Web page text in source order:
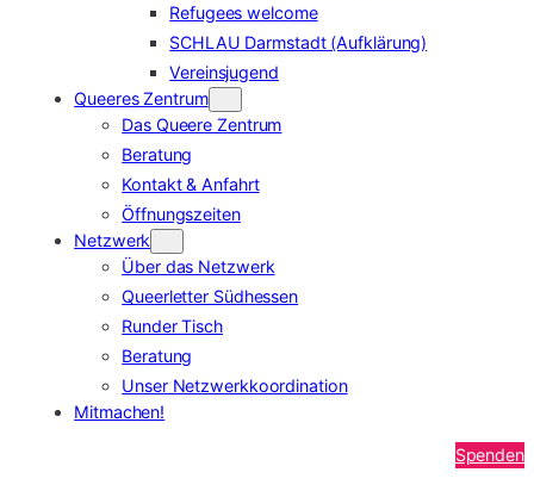
Refugees welcome
SCHLAU Darmstadt (Aufklärung)
Vereinsjugend
Queeres Zentrum
Das Queere Zentrum
Beratung
Kontakt & Anfahrt
Öffnungszeiten
Netzwerk
Über das Netzwerk
Queerletter Südhessen
Runder Tisch
Beratung
Unser Netzwerkkoordination
Mitmachen!
Spenden